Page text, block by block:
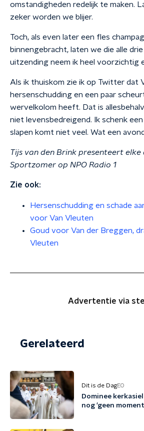
omstandigheden redelijk te maken.
zeker worden we blijer.
Toch, als even later een fles
binnengebracht, laten we die alle
uitzending neem ik heel voorzichtig
Als ik thuiskom zie ik op Twitter dat
hersenschudding en een paar
wervelkolom heeft. Dat is
niet levensbedreigend. Ik schenk een
slapen komt niet veel. Wat een
Tijs van den Brink presenteert elke
Sportzomer op NPO Radio 1
Zie ook:
Hersenschudding en schade
voor Van Vleuten
Goud voor Van der Breggen,
Vleuten
Advertentie via
Gerelateerd
Dit is de DagEO
Dominee
nog 'geen